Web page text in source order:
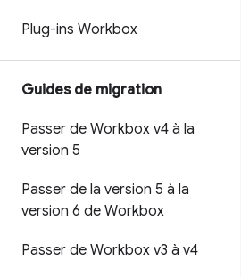
Plug-ins Workbox
Guides de migration
Passer de Workbox v4 à la
version 5
Passer de la version 5 à la
version 6 de Workbox
Passer de Workbox v3 à v4